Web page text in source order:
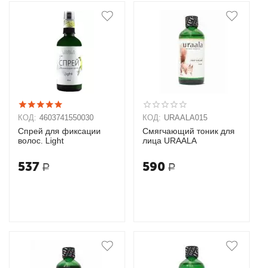
КОД: 4603741550030
Спрей для фиксации
волос. Light
537 Р
КОД: URAALA015
Смягчающий тоник для
лица URAALA
590 Р